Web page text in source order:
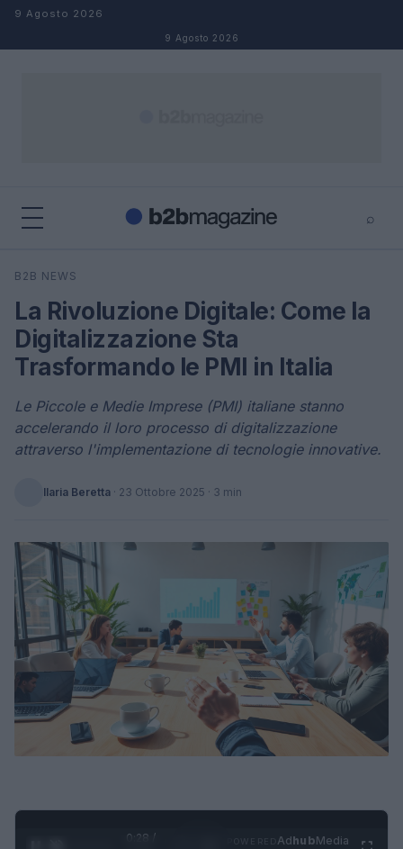
Salta al contenuto
9 Agosto 2026
9 Agosto 2026
⌕
Cerca
B2B NEWS
La Rivoluzione Digitale: Come la
Digitalizzazione Sta
Trasformando le PMI in Italia
Le Piccole e Medie Imprese (PMI) italiane stanno
accelerando il loro processo di digitalizzazione
attraverso l'implementazione di tecnologie innovative.
Ilaria Beretta · 23 Ottobre 2025 · 3 min
0:29 /
AdhubMedia